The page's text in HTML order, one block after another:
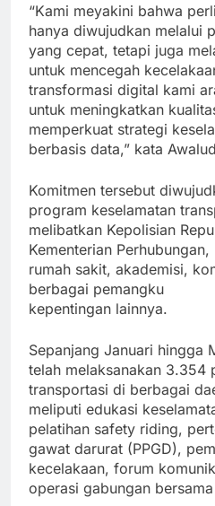
“Kami meyakini bahwa
hanya diwujudkan melalui
yang cepat, tetapi juga
untuk mencegah
transformasi digital kami
untuk meningkatkan
memperkuat strategi
berbasis data,” kata
Komitmen tersebut
program keselamatan
melibatkan Kepolisian
Kementerian
rumah sakit, akademisi,
berbagai pemangku
kepentingan lainnya.
Sepanjang Januari hingga
telah melaksanakan 3.354
transportasi di berbagai
meliputi edukasi
pelatihan safety riding,
gawat darurat (PPGD),
kecelakaan, forum
operasi gabungan